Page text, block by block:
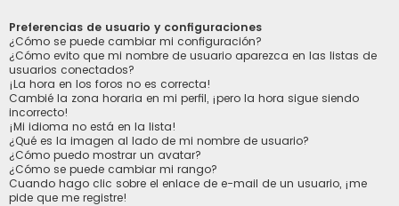
Preferencias de usuario y configuraciones
¿Cómo se puede cambiar mi configuración?
¿Cómo evito que mi nombre de usuario aparezca en las listas de
usuarios conectados?
¡La hora en los foros no es correcta!
Cambié la zona horaria en mi perfil, ¡pero la hora sigue siendo
incorrecto!
¡Mi idioma no está en la lista!
¿Qué es la imagen al lado de mi nombre de usuario?
¿Cómo puedo mostrar un avatar?
¿Cómo se puede cambiar mi rango?
Cuando hago clic sobre el enlace de e-mail de un usuario, ¡me
pide que me registre!